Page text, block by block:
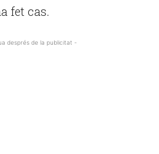
fet cas.
després de la publicitat -